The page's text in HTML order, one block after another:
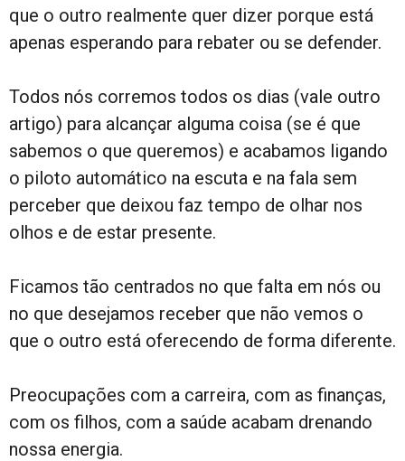
que o outro realmente quer dizer porque está
apenas esperando para rebater ou se defender.
Todos nós corremos todos os dias (vale outro
artigo) para alcançar alguma coisa (se é que
sabemos o que queremos) e acabamos ligando
o piloto automático na escuta e na fala sem
perceber que deixou faz tempo de olhar nos
olhos e de estar presente.
Ficamos tão centrados no que falta em nós ou
no que desejamos receber que não vemos o
que o outro está oferecendo de forma diferente.
Preocupações com a carreira, com as finanças,
com os filhos, com a saúde acabam drenando
nossa energia.